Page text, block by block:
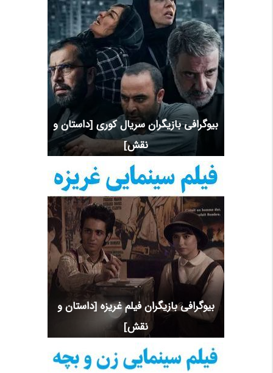
بیوگرافی بازیگران سریال کوری [داستان و
نقش]
بیوگرافی بازیگران فیلم غریزه [داستان و
نقش]